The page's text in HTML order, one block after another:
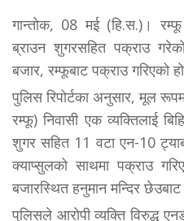
गान्तोक, 08 मई (हि.स.)।
ब्राउन शुगरसहित पक्राउ
बजार, रम्फूबाट पक्राउ गरिएको
पुलिस रिपोर्टका अनुसार, मूल
रम्फू) निवासी एक व्यक्तिलाई
शुगर सहित 11 वटा एन-10
क्याप्सुलको साथमा पक्राउ
बजारस्थित हनुमान मन्दिर छेउबाट
पुलिसले आरोपी व्यक्ति विरुद्ध